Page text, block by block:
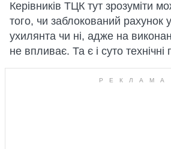
Керівників ТЦК тут зрозуміти
того, чи заблокований рахунок
ухилянта чи ні, адже на
не впливає. Та є і суто